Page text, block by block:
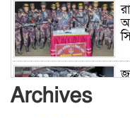
Archives